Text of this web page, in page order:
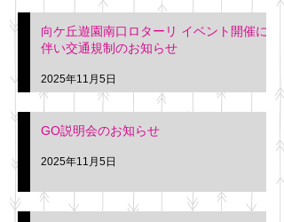
階会議室にてGOの説明会
を行います。 神奈川個人
タクシー協同組合 専務 佐
久間
向ケ丘遊園南口ロターリ イベント開催に
伴い交通規制のお知らせ
2025年11月5日
GO説明会のお知らせ
2025年11月5日